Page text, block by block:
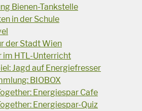
Bienen-Tankstelle
in der Schule
der Stadt Wien
im HTL-Unterricht
Jagd auf Energiefresser
BIOBOX
Energiespar Cafe
Energiespar-Quiz